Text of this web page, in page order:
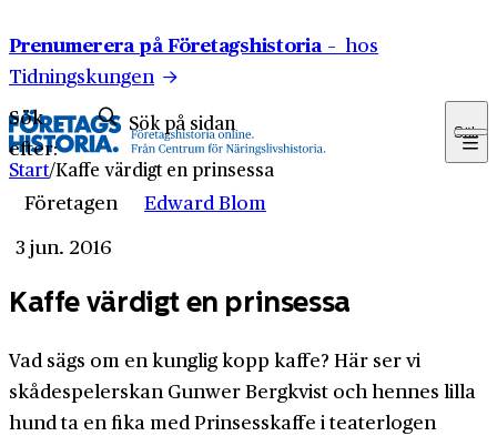
Prenumerera på Företagshistoria – hos
Tidningskungen
Sök
efter:
Sök
Start/Kaffe värdigt en prinsessa
Företagen
Edward Blom
3 jun. 2016
Kaffe värdigt en prinsessa
Vad sägs om en kunglig kopp kaffe? Här ser vi
skådespelerskan Gunwer Bergkvist och hennes lilla
hund ta en fika med Prinsesskaffe i teaterlogen